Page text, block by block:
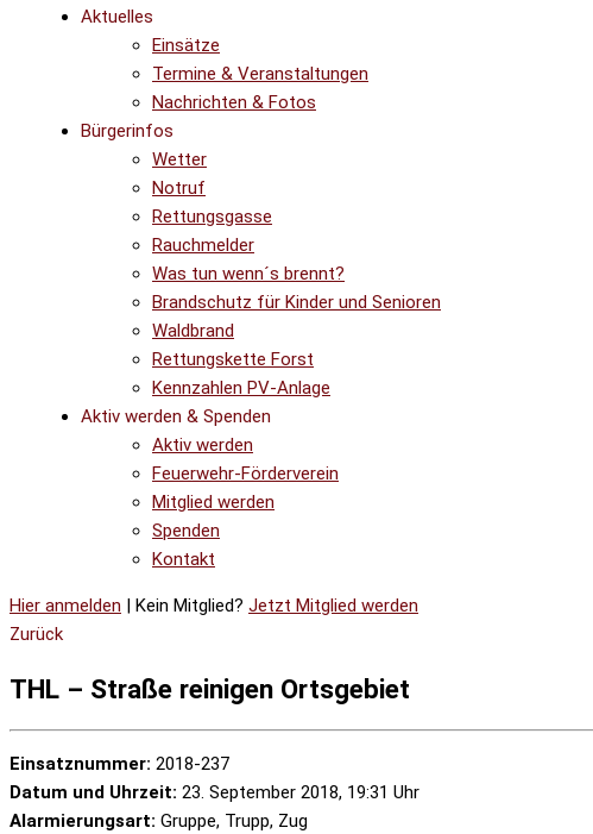
Aktuelles
Einsätze
Termine & Veranstaltungen
Nachrichten & Fotos
Bürgerinfos
Wetter
Notruf
Rettungsgasse
Rauchmelder
Was tun wenn´s brennt?
Brandschutz für Kinder und Senioren
Waldbrand
Rettungskette Forst
Kennzahlen PV-Anlage
Aktiv werden & Spenden
Aktiv werden
Feuerwehr-Förderverein
Mitglied werden
Spenden
Kontakt
Hier anmelden | Kein Mitglied? Jetzt Mitglied werden
Zurück
THL – Straße reinigen Ortsgebiet
Einsatznummer: 2018-237
Datum und Uhrzeit: 23. September 2018, 19:31 Uhr
Alarmierungsart: Gruppe, Trupp, Zug